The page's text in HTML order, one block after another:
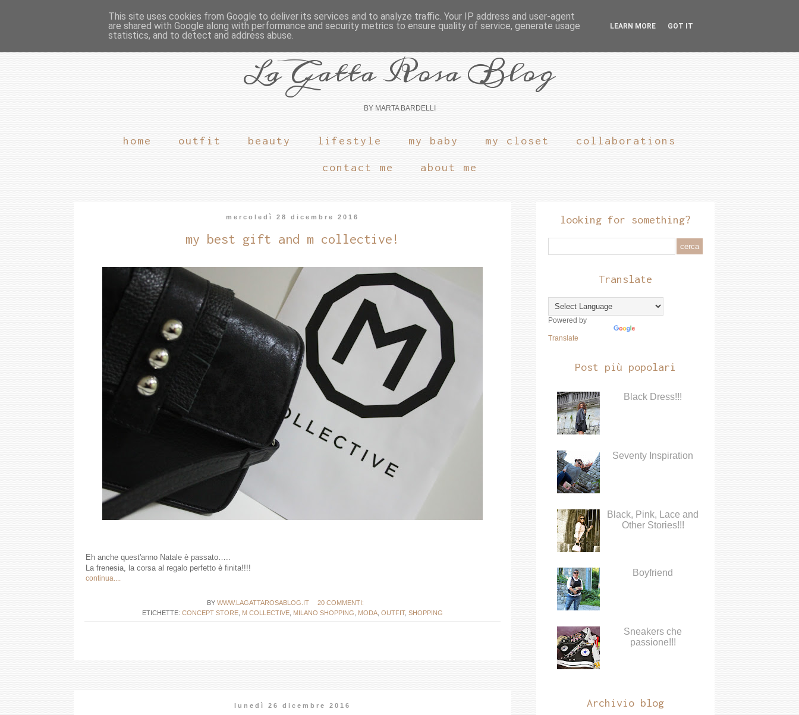
La Gatta Rosa Blog
BY MARTA BARDELLI
home outfit beauty lifestyle my baby my closet collaborations
contact me about me
mercoledì 28 dicembre 2016
my best gift and m collective!
Eh anche quest'anno Natale è passato…..
La frenesia, la corsa al regalo perfetto è finita!!!!
continua....
BY WWW.LAGATTAROSABLOG.IT
20 COMMENTI:
ETICHETTE: CONCEPT STORE M COLLECTIVE MILANO SHOPPING MODA OUTFIT, SHOPPING
lunedì 26 dicembre 2016
looking for something?
Translate
Powered by
Translate
Post più popolari
Black Dress!!!
Seventy Inspiration
Black, Pink, Lace and
Other Stories!!!
Boyfriend
Sneakers che
passione!!!
Archivio blog
This site uses cookies from Google to deliver its services and to analyze traffic. Your IP address and user-agent
are shared with Google along with performance and security metrics to ensure quality of service, generate usage
statistics, and to detect and address abuse.
LEARN MORE GOT IT